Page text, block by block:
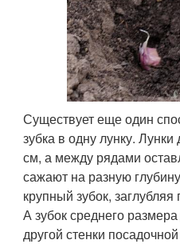
Существует еще один
зубка в одну лунку.
см, а между рядами
сажают на разную
крупный зубок,
А зубок среднего
другой стенки